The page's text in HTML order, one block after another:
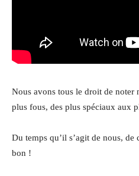
Nous avons tous le droit de noter
plus fous, des plus spéciaux aux
Du temps qu’il s’agit de nous,
bon !